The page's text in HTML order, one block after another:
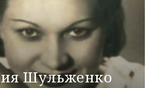
Шульженко